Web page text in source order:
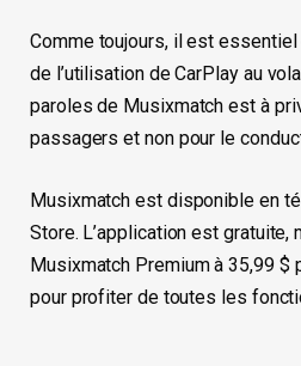
Comme toujours, il est
de l’utilisation de CarPlay au
paroles de Musixmatch est à
passagers et non pour le
Musixmatch est disponible en
Store. L’application est gratuite,
Musixmatch Premium à 35,99 $
pour profiter de toutes les